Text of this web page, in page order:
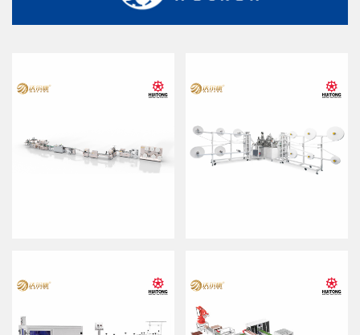
产能：100-120pcs/min
产能：20-30pcs/min